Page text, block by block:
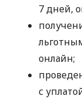
7 дней,
онлайн;
с